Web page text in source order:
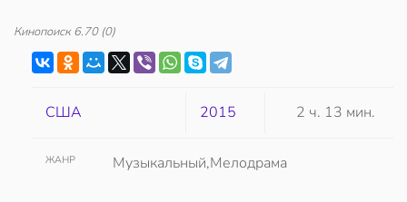
Кинопоиск 6.70(0)
США 2015 2 ч. 13 мин.
ЖАНР Музыкальный,Мелодрама